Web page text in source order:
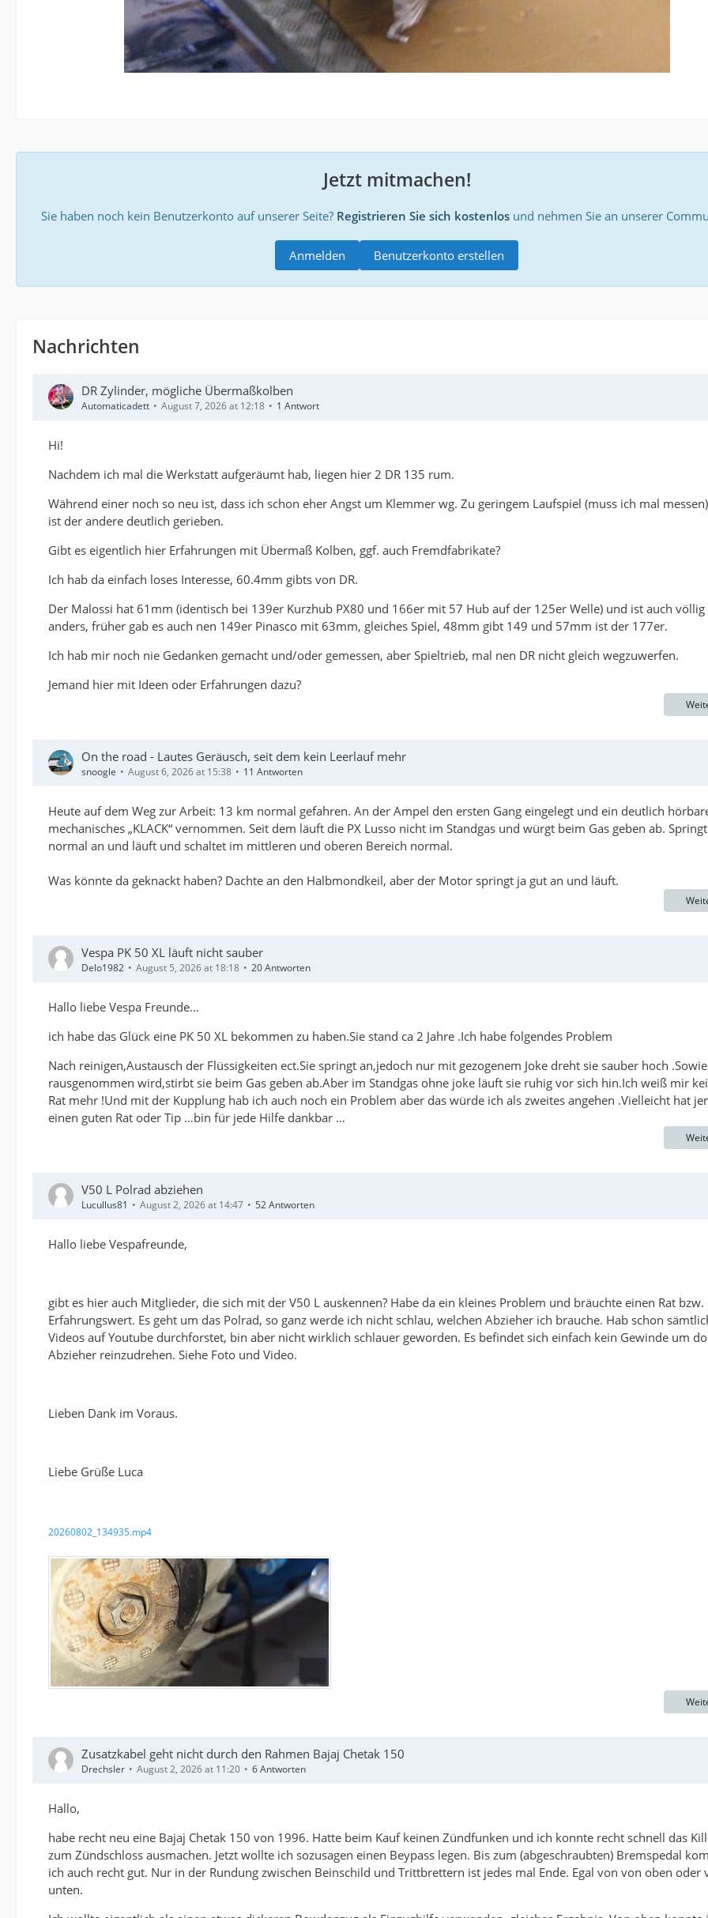
Jetzt mitmachen!
Sie haben noch kein Benutzerkonto auf unserer Seite? Registrieren Sie sich kostenlosund nehmen Sie an unserer
Benutzerkonto erstellen
Anmelden
Nachrichten
DR Zylinder, mögliche Übermaßkolben
Automaticadett August 7, 2026 at 12:18 1 Antwort
Hi!
Nachdem ich mal die Werkstatt aufgeräumt hab, liegen hier 2 DR 135 rum.
Während einer noch so neu ist, dass ich schon eher Angst um Klemmer wg. Zu geringem Laufspiel (muss ich mal
ist der andere deutlich gerieben.
Gibt es eigentlich hier Erfahrungen mit Übermaß Kolben, ggf. auch Fremdfabrikate?
Ich hab da einfach loses Interesse, 60.4mm gibts von DR.
Der Malossi hat 61mm (identisch bei 139er Kurzhub PX80 und 166er mit 57 Hub auf der 125er Welle) und ist auch völlig
anders, früher gab es auch nen 149er Pinasco mit 63mm, gleiches Spiel, 48mm gibt 149 und 57mm ist der 177er.
Ich hab mir noch nie Gedanken gemacht und/oder gemessen, aber Spieltrieb, mal nen DR nicht gleich wegzuwerfen.
Jemand hier mit Ideen oder Erfahrungen dazu?
On the road - Lautes Geräusch, seit dem kein Leerlauf mehr
snoogle August 6, 2026 at 15:38 11 Antworten
Heute auf dem Weg zur Arbeit: 13 km normal gefahren. An der Ampel den ersten Gang eingelegt und ein deutlich
mechanisches „KLACK“ vernommen. Seit dem läuft die PX Lusso nicht im Standgas und würgt beim Gas geben ab.
normal an und läuft und schaltet im mittleren und oberen Bereich normal.
Was könnte da geknackt haben? Dachte an den Halbmondkeil, aber der Motor springt ja gut an und läuft.
Vespa PK 50 XL läuft nicht sauber
Delo1982 August 5, 2026 at 18:18 20 Antworten
Hallo liebe Vespa Freunde…
ich habe das Glück eine PK 50 XL bekommen zu haben.Sie stand ca 2 Jahre .Ich habe folgendes Problem
Nach reinigen,Austausch der Flüssigkeiten ect.Sie springt an,jedoch nur mit gezogenem Joke dreht sie sauber hoch
rausgenommen wird,stirbt sie beim Gas geben ab.Aber im Standgas ohne joke läuft sie ruhig vor sich hin.Ich weiß mir
Rat mehr !Und mit der Kupplung hab ich auch noch ein Problem aber das würde ich als zweites angehen .Vielleicht hat
einen guten Rat oder Tip …bin für jede Hilfe dankbar …
V50 L Polrad abziehen
Lucullus81 August 2, 2026 at 14:47 52 Antworten
Hallo liebe Vespafreunde,
gibt es hier auch Mitglieder, die sich mit der V50 L auskennen? Habe da ein kleines Problem und bräuchte einen Rat bzw.
Erfahrungswert. Es geht um das Polrad, so ganz werde ich nicht schlau, welchen Abzieher ich brauche. Hab schon
Videos auf Youtube durchforstet, bin aber nicht wirklich schlauer geworden. Es befindet sich einfach kein Gewinde um
Abzieher reinzudrehen. Siehe Foto und Video.
Lieben Dank im Voraus.
Liebe Grüße Luca
20260802_134935.mp4
Zusatzkabel geht nicht durch den Rahmen Bajaj Chetak 150
Drechsler August 2, 2026 at 11:20 6 Antworten
Hallo,
habe recht neu eine Bajaj Chetak 150 von 1996. Hatte beim Kauf keinen Zündfunken und ich konnte recht schnell das
zum Zündschloss ausmachen. Jetzt wollte ich sozusagen einen Beypass legen. Bis zum (abgeschraubten) Bremspedal
ich auch recht gut. Nur in der Rundung zwischen Beinschild und Trittbrettern ist jedes mal Ende. Egal von von oben oder
unten.